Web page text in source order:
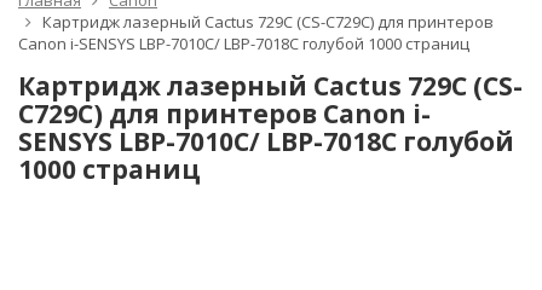
Картридж лазерный Cactus 729C (CS-C729C) для принтеров
Canon i-SENSYS LBP-7010C/ LBP-7018C голубой 1000 страниц
Картридж лазерный Cactus 729C (CS-
C729C) для принтеров Canon i-
SENSYS LBP-7010C/ LBP-7018C голубой
1000 страниц